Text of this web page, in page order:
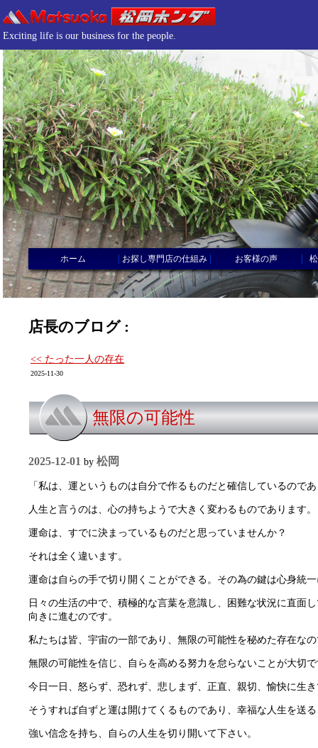
Exciting life is our business for the people.
ホーム お探し専門店の仕組み お客様の声
店長のブログ :
<< たった一人の存在
2025-11-30
無限の可能性
2025-12-01 by 松岡
「私は、運というものは自分で作るものだと確信しているので
人生と言うのは、心の持ちようで大きく変わるものであります。
運命は、すでに決まっているものだと思っていませんか？
それは全く違います。
運命は自らの手で切り開くことができる。その為の鍵は心身統
日々の生活の中で、積極的な言葉を意識し、困難な状況に直面
向きに進むのです。
私たちは皆、宇宙の一部であり、無限の可能性を秘めた存在な
無限の可能性を信じ、自らを高める努力を怠らないことが大切
今日一日、怒らず、恐れず、悲しまず、正直、親切、愉快に生
そうすれば自ずと運は開けてくるものであり、幸福な人生を送
強い信念を持ち、自らの人生を切り開いて下さい。